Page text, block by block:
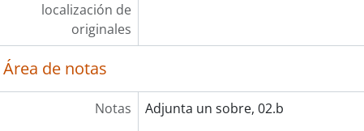
localización de
originales
Área de notas
Notas
Adjunta un sobre, 02.b